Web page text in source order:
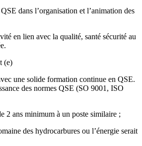
dans l’organisation et l’animation des
en lien avec la qualité, santé sécurité au
(e)
une solide formation continue en QSE.
des normes QSE (SO 9001, ISO
2 ans minimum à un poste similaire ;
des hydrocarbures ou l’énergie serait